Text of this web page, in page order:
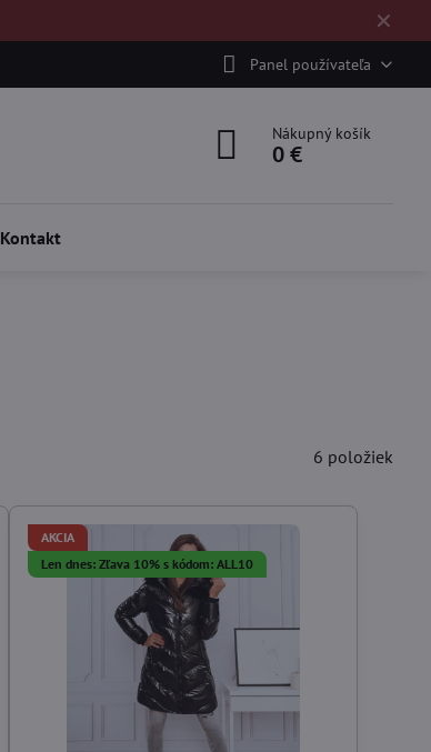
✕
Panel používateľa
Nákupný košík
0 €
Kontakt
6 položiek
AKCIA
Len dnes: Zľava 10% s kódom: ALL10